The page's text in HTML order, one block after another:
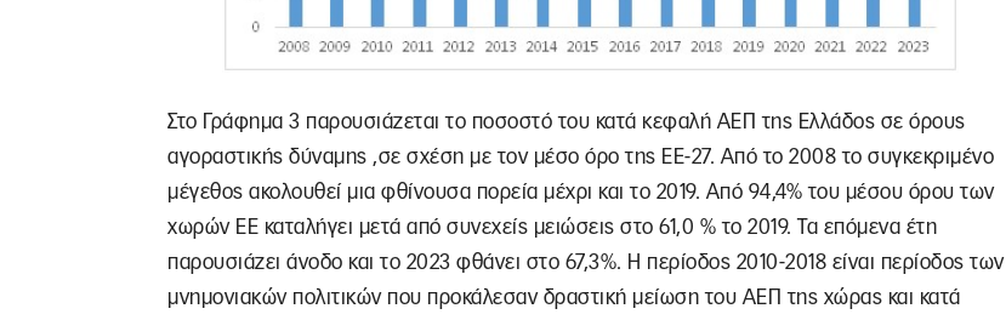
Στο Γράφημα 3 παρουσιάζεται το ποσοστό του κατά κεφαλή ΑΕΠ της Ελλάδος σε όρους
αγοραστικής δύναμης ,σε σχέση με τον μέσο όρο της ΕΕ-27. Από το 2008 το συγκεκριμένο
μέγεθος ακολουθεί μια φθίνουσα πορεία μέχρι και το 2019. Από 94,4% του μέσου όρου των
χωρών ΕΕ καταλήγει μετά από συνεχείς μειώσεις στο 61,0 % το 2019. Τα επόμενα έτη
παρουσιάζει άνοδο και το 2023 φθάνει στο 67,3%. Η περίοδος 2010-2018 είναι περίοδος των
μνημονιακών πολιτικών που προκάλεσαν δραστική μείωση του ΑΕΠ της χώρας και κατά